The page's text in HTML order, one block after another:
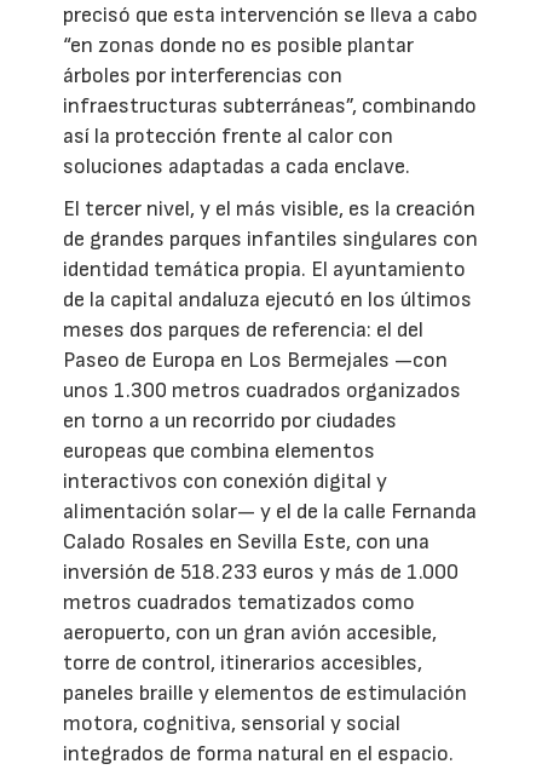
precisó que esta intervención se lleva a cabo
“en zonas donde no es posible plantar
árboles por interferencias con
infraestructuras subterráneas”, combinando
así la protección frente al calor con
soluciones adaptadas a cada enclave.
El tercer nivel, y el más visible, es la creación
de grandes parques infantiles singulares con
identidad temática propia. El ayuntamiento
de la capital andaluza ejecutó en los últimos
meses dos parques de referencia: el del
Paseo de Europa en Los Bermejales —con
unos 1.300 metros cuadrados organizados
en torno a un recorrido por ciudades
europeas que combina elementos
interactivos con conexión digital y
alimentación solar— y el de la calle Fernanda
Calado Rosales en Sevilla Este, con una
inversión de 518.233 euros y más de 1.000
metros cuadrados tematizados como
aeropuerto, con un gran avión accesible,
torre de control, itinerarios accesibles,
paneles braille y elementos de estimulación
motora, cognitiva, sensorial y social
integrados de forma natural en el espacio.